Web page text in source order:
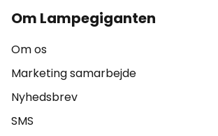
Om Lampegiganten
Om os
Marketing samarbejde
Nyhedsbrev
SMS